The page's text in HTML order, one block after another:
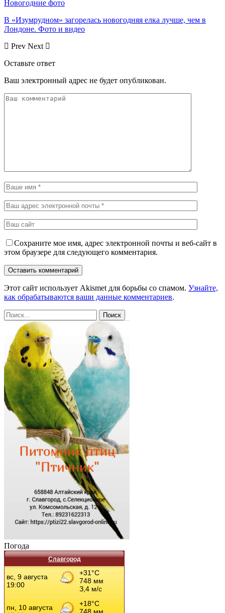
Новогодние фото
В «Изумрудном» загорелась новогодняя елка лучше, чем в
Лондоне. Фото и видео
Prev Next
Оставьте ответ
Ваш электронный адрес не будет опубликован.
Сохраните мое имя, адрес электронной почты и веб-сайт в
этом браузере для следующего комментария.
Этот сайт использует Akismet для борьбы со спамом. Узнайте,
как обрабатываются ваши данные комментариев.
Погода
Славгород